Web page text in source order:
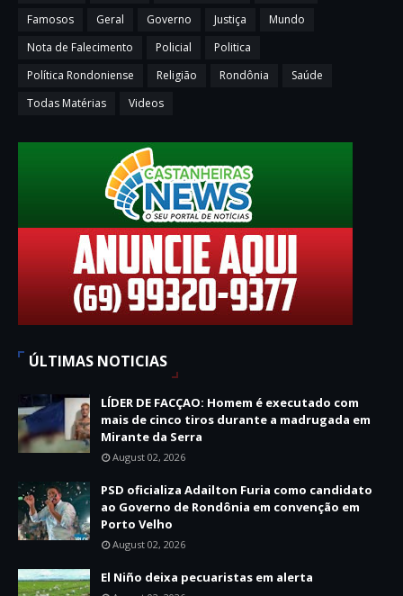
Famosos
Geral Governo Justiça
Mundo
Nota de Falecimento
Policial
Politica
Política Rondoniense
Religião Rondônia
Saúde
Todas Matérias
Videos
ÚLTIMAS NOTICIAS
LÍDER DE FACÇAO: Homem é executado com
mais de cinco tiros durante a madrugada em
Mirante da Serra
August 02, 2026
PSD oficializa Adailton Furia como candidato
ao Governo de Rondônia em convenção em
Porto Velho
August 02, 2026
El Niño deixa pecuaristas em alerta